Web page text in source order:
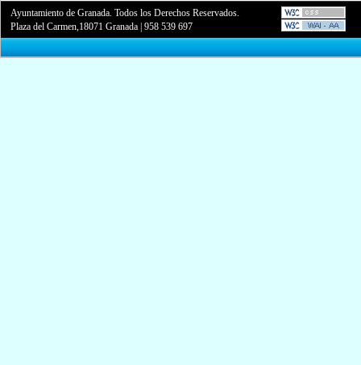
Ayuntamiento de Granada. Todos los Derechos Reservados.
Plaza del Carmen,18071 Granada |958 539 697